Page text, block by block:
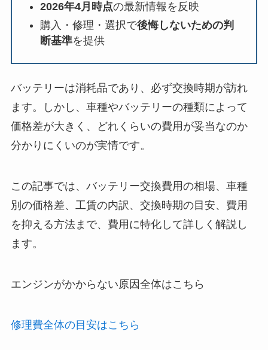
2026年4月時点の最新情報を反映
購入・修理・選択で後悔しないための判
断基準を提供
バッテリーは消耗品であり、必ず交換時期が訪れ
ます。しかし、車種やバッテリーの種類によって
価格差が大きく、どれくらいの費用が妥当なのか
分かりにくいのが実情です。
この記事では、バッテリー交換費用の相場、車種
別の価格差、工賃の内訳、交換時期の目安、費用
を抑える方法まで、費用に特化して詳しく解説し
ます。
エンジンがかからない原因全体はこちら
修理費全体の目安はこちら